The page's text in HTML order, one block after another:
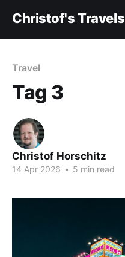
Christof's Travels
Travel
Tag 3
Christof Horschitz
14 Apr 2026 • 5 min read